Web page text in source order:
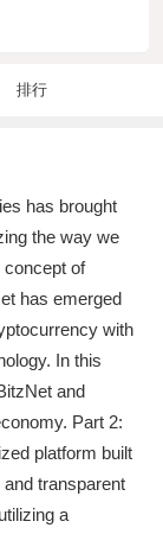
排行
has brought
the way we
concept of
has emerged
with
In this
and
Part 2:
platform built
transparent
a